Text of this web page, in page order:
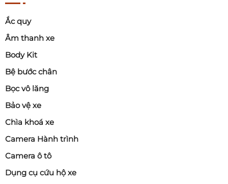
Ắc quy
Âm thanh xe
Body Kit
Bệ bước chân
Bọc vô lăng
Bảo vệ xe
Chìa khoá xe
Camera Hành trình
Camera ô tô
Dụng cụ cứu hộ xe